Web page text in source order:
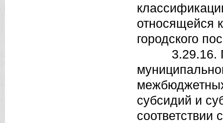
относящейся
городского
3.29.16.
субсидий и